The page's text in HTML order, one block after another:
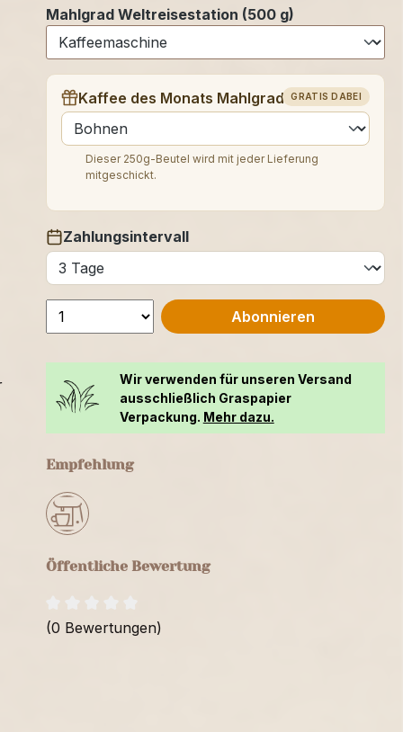
Mahlgrad Weltreisestation (500 g)
GRATIS DABEI
Kaffee des Monats Mahlgrad (250 g)
auswählen
Dieser 250g-Beutel wird mit jeder Lieferung
mitgeschickt.
Zahlungsintervall
auswählen
Abonnieren
Wir verwenden für unseren Versand
ausschließlich Graspapier
Verpackung. Mehr dazu.
Empfehlung
Öffentliche Bewertung
(0 Bewertungen)